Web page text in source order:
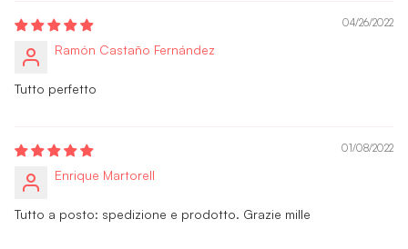
04/26/2022
Ramón Castaño Fernández
Tutto perfetto
01/08/2022
Enrique Martorell
Tutto a posto: spedizione e prodotto. Grazie mille